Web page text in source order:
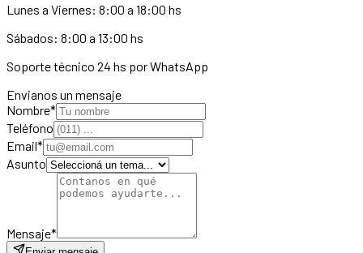
Lunes a Viernes: 8:00 a 18:00 hs
Sábados: 8:00 a 13:00 hs
Soporte técnico 24 hs por WhatsApp
Envianos un mensaje
Nombre*
Teléfono
Email*
Asunto
Mensaje*